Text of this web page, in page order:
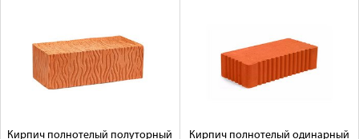
Кирпич полнотелый полуторный
Кирпич полнотелый одинарный